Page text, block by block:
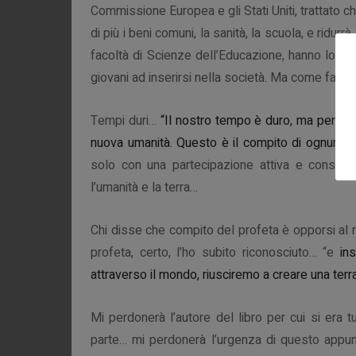
Commissione Europea e gli Stati Uniti, trattato
di più i beni comuni, la sanità, la scuola, e
facoltà di Scienze dell’Educazione, hanno lo
giovani ad inserirsi nella società. Ma come
Tempi duri… “Il nostro tempo è duro, ma
nuova umanità. Questo è il compito di ognuno
solo con una partecipazione attiva e
l’umanità e la terra…
Chi disse che compito del profeta è opporsi al
profeta, certo, l’ho subito riconosciuto… “e
attraverso il mondo, riusciremo a creare una
Mi perdonerà l’autore del libro per cui si era
parte… mi perdonerà l’urgenza di questo